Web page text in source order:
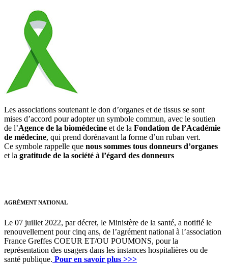
Les associations soutenant le don d’organes et de tissus se sont
mises d’accord pour adopter un symbole commun, avec le soutien
de l’Agence de la biomédecine et de la Fondation de l’Académie
de médecine, qui prend dorénavant la forme d’un ruban vert.
Ce symbole rappelle que nous sommes tous donneurs d’organes
et la gratitude de la société à l’égard des donneurs
AGRÉMENT NATIONAL
Le 07 juillet 2022, par décret, le Ministère de la santé, a notifié le
renouvellement pour cinq ans, de l’agrément national à l’association
France Greffes COEUR ET/OU POUMONS, pour la
représentation des usagers dans les instances hospitalières ou de
santé publique. Pour en savoir plus >>>